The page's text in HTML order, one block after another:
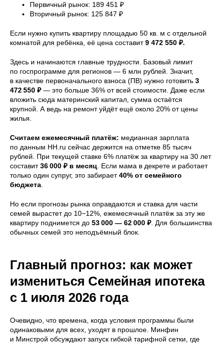
Первичный рынок: 189 451 ₽
Вторичный рынок: 125 847 ₽
Если нужно купить квартиру площадью 50 кв. м с отдельной
комнатой для ребёнка, её цена составит9 472 550 ₽.
Здесь и начинаются главные трудности. Базовый лимит
по госпрограмме для регионов — 6 млн рублей. Значит,
в качестве первоначального взноса (ПВ) нужно готовить 3
472 550 ₽— это больше 36% от всей стоимости. Даже если
вложить сюда материнский капитал, сумма остаётся
крупной. А ведь на ремонт уйдёт ещё около 20% от цены
жилья.
Считаем ежемесячный платёж: медианная зарплата
по данным HH.ru сейчас держится на отметке 85 тысяч
рублей. При текущей ставке 6% платёж за квартиру на 30 лет
составит36 000 ₽ в месяц. Если мама в декрете и работает
только один супруг, это забирает40% от семейного
бюджета.
Но если прогнозы рынка оправдаются и ставка для части
семей вырастет до 10−12%, ежемесячный платёж за эту же
квартиру поднимется до 53 000 — 62 000 ₽. Для большинства
обычных семей это неподъёмный блок.
Главный прогноз: как может
измениться Семейная ипотека
с 1 июля 2026 года
Очевидно, что времена, когда условия программы были
одинаковыми для всех, уходят в прошлое. Минфин
и Минстрой обсуждают запуск гибкой тарифной сетки, где